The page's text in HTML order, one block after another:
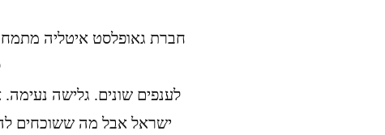
לענפים שונים. גלישה
ישראל אבל מה ששוכחים